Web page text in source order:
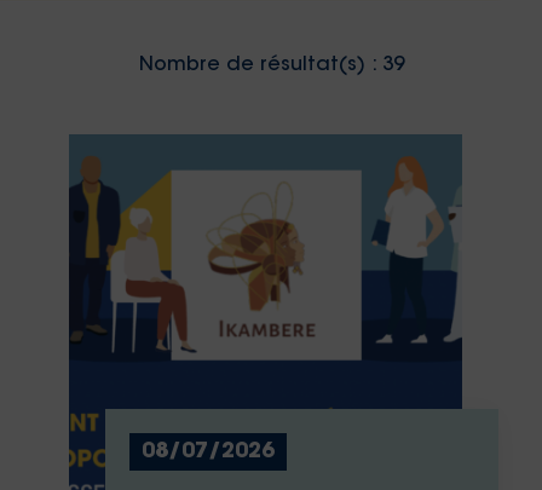
Filter by
Filter by
Filter by
Filter by
Filter by
Filter by
Filter by
Filter by
Nombre de résultat(s) : 39
08/07/2026